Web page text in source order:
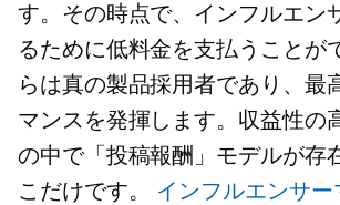
す。その時点で、インフルエン
るために低料金を支払うことが
らは真の製品採用者であり、最
マンスを発揮します。収益性の
の中で「投稿報酬」モデルが存
こだけです。 インフルエンサ